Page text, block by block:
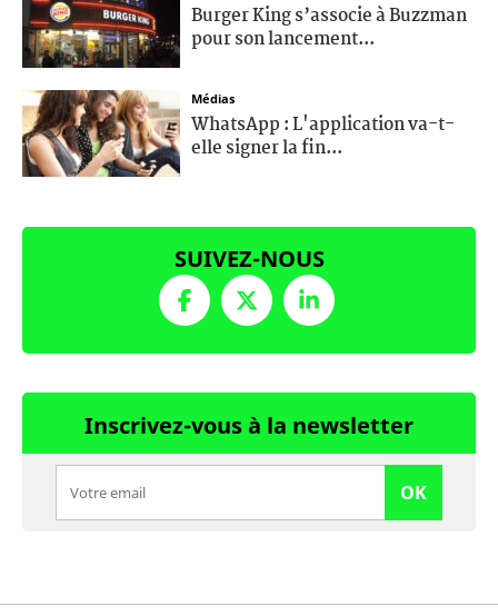
Burger King s’associe à Buzzman
pour son lancement...
Médias
WhatsApp : L'application va-t-
elle signer la fin...
SUIVEZ-NOUS
Inscrivez-vous à la newsletter
OK